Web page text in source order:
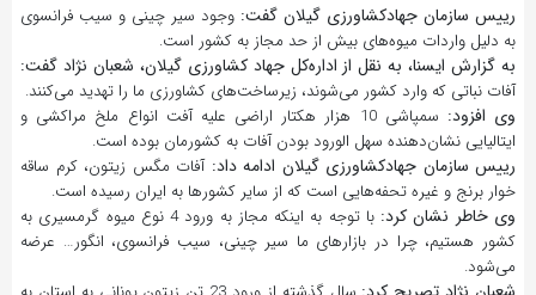
رییس سازمان جهادکشاورزی گیلان گفت: وجود سیر چینی و ‌سیب فرانسوی
به دلیل واردات میوه‌های بیش از حد مجاز به کشور است.
‌به گزارش ایسنا، به نقل از اداره‌کل جهاد کشاورزی گیلان،‌ شعبان نژاد گفت:
آفات نباتی که وارد کشور می‌شوند، زیرساخت‌های کشاورزی ما را تهدید می‌کنند.
وی افزود:
سمپاشی 10 هزار هکتار اراضی علیه آفت انواع ملخ مراکشی و
ایتالیایی نشان‌دهنده سهل الورود بودن آفات به کشورمان بوده است.
رییس سازمان جهادکشاورزی گیلان ادامه داد:آفات مگس زیتون، کرم ساقه
خوار برنج و غیره تحفه‌هایی است که از سایر کشورها به ایران رسیده است.
وی خاطر نشان کرد:
با توجه به اینکه مجاز به ورود 4 نوع میوه گرمسیری به
کشور هستیم، چرا در بازارهای ما سیر چینی، سیب فرانسوی، انگور… عرضه
می‌شود.